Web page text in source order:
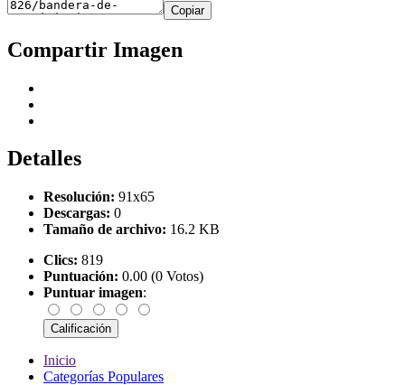
Copiar
Compartir Imagen
Detalles
Resolución: 91x65
Descargas: 0
Tamaño de archivo: 16.2 KB
Clics: 819
Puntuación: 0.00 (0 Votos)
Puntuar imagen:
Inicio
Categorías Populares